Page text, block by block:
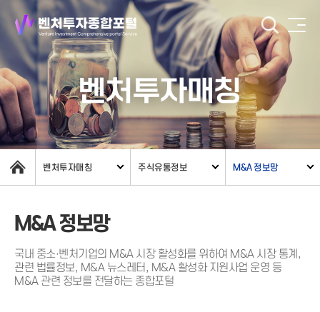
벤처투자매칭
벤처투자매칭 주식유통정보 M&A 정보망
M&A 정보망
국내 중소·벤처기업의 M&A 시장 활성화를 위하여 M&A 시장 통계,
관련 법률정보, M&A 뉴스레터, M&A 활성화 지원사업 운영 등
M&A 관련 정보를 전달하는 종합포털